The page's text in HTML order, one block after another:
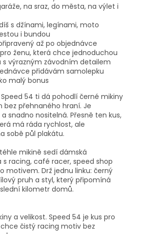
na sraz, do města, na výlet i
s džínami, legínami, moto
i bundou
až po objednávce
ženu, která chce jednoduchou
výrazným závodním detailem
přidávám samolepku
malý bonus
Speed 54 ti dá pohodlí černé mikiny
bez přehnaného hraní. Je
snadno nositelná. Přesně ten kus,
má ráda rychlost, ale
sobě půl plakátu.
mikině sedí dámská
racing, café racer, speed shop
motivem. Drž jednu linku: černý
pruh a styl, který připomíná
kilometr domů.
a velikost. Speed 54 je kus pro
čistý racing motiv bez